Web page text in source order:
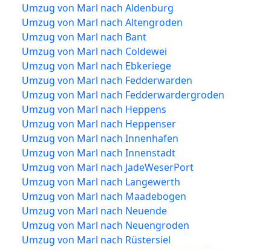
Umzug von Marl nach Aldenburg
Umzug von Marl nach Altengroden
Umzug von Marl nach Bant
Umzug von Marl nach Coldewei
Umzug von Marl nach Ebkeriege
Umzug von Marl nach Fedderwarden
Umzug von Marl nach Fedderwardergroden
Umzug von Marl nach Heppens
Umzug von Marl nach Heppenser
Umzug von Marl nach Innenhafen
Umzug von Marl nach Innenstadt
Umzug von Marl nach JadeWeserPort
Umzug von Marl nach Langewerth
Umzug von Marl nach Maadebogen
Umzug von Marl nach Neuende
Umzug von Marl nach Neuengroden
Umzug von Marl nach Rüstersiel